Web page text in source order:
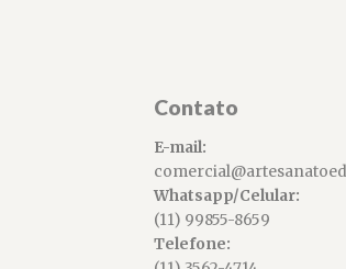
Contato
E-mail:
Whatsapp/Celular:
(11) 99855-8659
Telefone: